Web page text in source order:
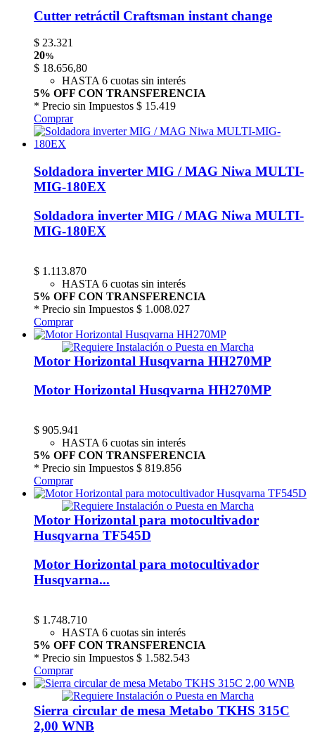
Cutter retráctil Craftsman instant change
$ 23.321
20%
$ 18.656,80
HASTA 6 cuotas sin interés
5% OFF CON TRANSFERENCIA
* Precio sin Impuestos $ 15.419
Comprar
Soldadora inverter MIG / MAG Niwa MULTI-
MIG-180EX
Soldadora inverter MIG / MAG Niwa MULTI-
MIG-180EX
$ 1.113.870
HASTA 6 cuotas sin interés
5% OFF CON TRANSFERENCIA
* Precio sin Impuestos $ 1.008.027
Comprar
Motor Horizontal Husqvarna HH270MP
Motor Horizontal Husqvarna HH270MP
$ 905.941
HASTA 6 cuotas sin interés
5% OFF CON TRANSFERENCIA
* Precio sin Impuestos $ 819.856
Comprar
Motor Horizontal para motocultivador
Husqvarna TF545D
Motor Horizontal para motocultivador
Husqvarna...
$ 1.748.710
HASTA 6 cuotas sin interés
5% OFF CON TRANSFERENCIA
* Precio sin Impuestos $ 1.582.543
Comprar
Sierra circular de mesa Metabo TKHS 315C
2,00 WNB